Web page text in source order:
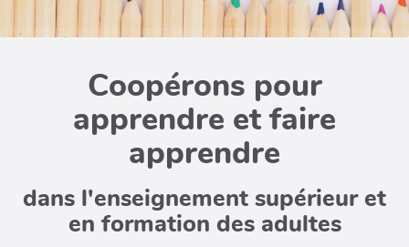
Coopérons pour
apprendre et faire
apprendre
dans l'enseignement supérieur et
en formation des adultes